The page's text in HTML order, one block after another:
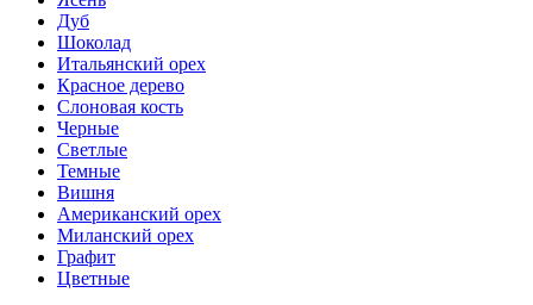
Дуб
Шоколад
Итальянский орех
Красное дерево
Слоновая кость
Черные
Светлые
Темные
Вишня
Американский орех
Миланский орех
Графит
Цветные